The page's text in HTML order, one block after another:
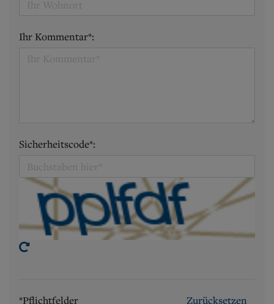
Ihr Kommentar*:
Sicherheitscode*:
*Pflichtfelder
Zurücksetzen